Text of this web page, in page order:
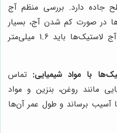
جاده دارد. بررسی منظم آج
در صورت کم شدن آج، بسیار
مهم است. حداقل عمق آج لاستیک‌ها باید 1.6 میلی‌متر
با مواد شیمیایی: تماس
مانند روغن، بنزین و مواد
آسیب برساند و طول عمر آن‌ها